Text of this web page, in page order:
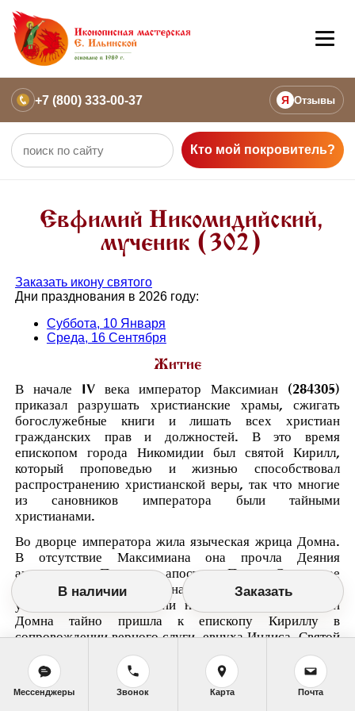
+7 (800) 333-00-37 Я Отзывы
Кто мой покровитель?
Евфимий Никомидийский,
мученик (302)
Заказать икону святого
Дни празднования в 2026 году:
Суббота, 10 Января
Среда, 16 Сентября
Житие
В начале IV века император Максимиан (284305)
приказал разрушать христианские храмы, сжигать
богослужебные книги и лишать всех христиан
гражданских прав и должностей. В это время
епископом города Никомидии был святой Кирилл,
который проповедью и жизнью способствовал
распространению христианской веры, так что многие
из сановников императора были тайными
христианами.
Во дворце императора жила языческая жрица Домна.
В отсутствие Максимиана она прочла Деяния
апостолов и Послания апостола Павла. Сердце ее
загорелось желанием познакомиться с христианским
учением. При содействии некоей юной христианки
Домна тайно пришла к епископу Кириллу в
сопровождении верного слуги, евнуха Индиса. Святой
Кирилл огласил их, а затем оба приняли Святое
Крещение. Домна стала помогать бедным: она
раздала свои драгоценности при помощи Индиса,
раздавала она и пищу с царской трапезы. Узнав о
В наличии Заказать
Мессенджеры Звонок Карта Почта